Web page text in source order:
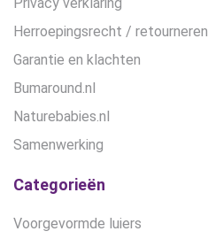
Herroepingsrecht / retourneren
Garantie en klachten
Bumaround.nl
Naturebabies.nl
Samenwerking
Categorieën
Voorgevormde luiers